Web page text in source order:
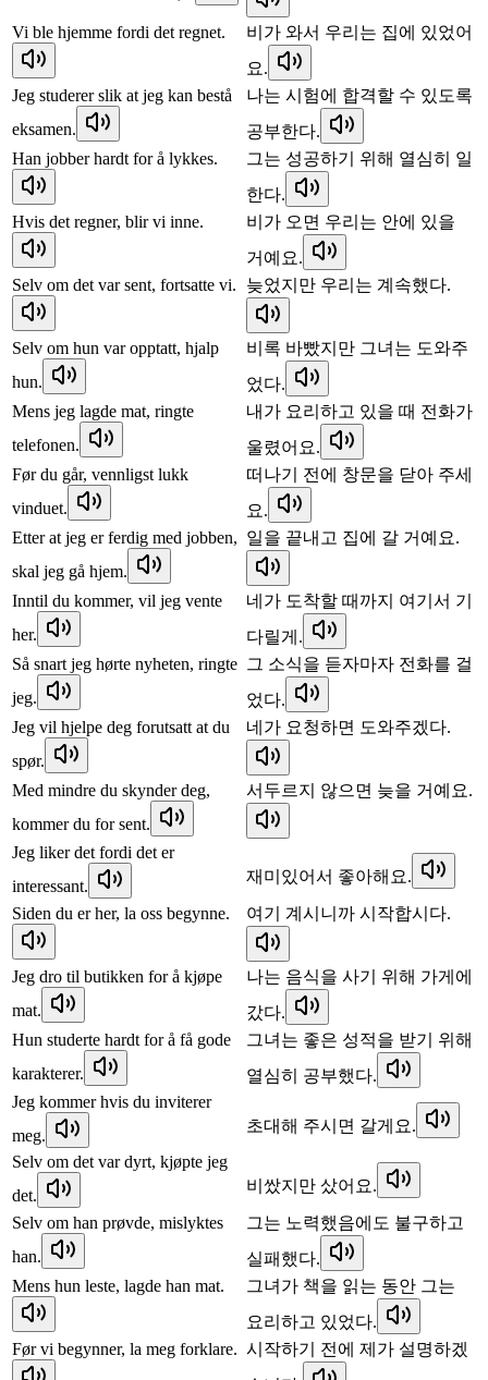
Vi ble hjemme fordi det regnet.
비가 와서 우리는 집에 있었어
요.
Jeg studerer slik at jeg kan bestå
eksamen.
나는 시험에 합격할 수 있도록
공부한다.
Han jobber hardt for å lykkes.
그는 성공하기 위해 열심히 일
한다.
Hvis det regner, blir vi inne.
비가 오면 우리는 안에 있을
거예요.
Selv om det var sent, fortsatte vi.
늦었지만 우리는 계속했다.
Selv om hun var opptatt, hjalp
hun.
비록 바빴지만 그녀는 도와주
었다.
Mens jeg lagde mat, ringte
telefonen.
내가 요리하고 있을 때 전화가
울렸어요.
Før du går, vennligst lukk
vinduet.
떠나기 전에 창문을 닫아 주세
요.
Etter at jeg er ferdig med jobben,
skal jeg gå hjem.
일을 끝내고 집에 갈 거예요.
Inntil du kommer, vil jeg vente
her.
네가 도착할 때까지 여기서 기
다릴게.
Så snart jeg hørte nyheten, ringte
jeg.
그 소식을 듣자마자 전화를 걸
었다.
Jeg vil hjelpe deg forutsatt at du
spør.
네가 요청하면 도와주겠다.
Med mindre du skynder deg,
kommer du for sent.
서두르지 않으면 늦을 거예요.
Jeg liker det fordi det er
interessant.
재미있어서 좋아해요.
Siden du er her, la oss begynne.
여기 계시니까 시작합시다.
Jeg dro til butikken for å kjøpe
mat.
나는 음식을 사기 위해 가게에
갔다.
Hun studerte hardt for å få gode
karakterer.
그녀는 좋은 성적을 받기 위해
열심히 공부했다.
Jeg kommer hvis du inviterer
meg.
초대해 주시면 갈게요.
Selv om det var dyrt, kjøpte jeg
det.
비쌌지만 샀어요.
Selv om han prøvde, mislyktes
han.
그는 노력했음에도 불구하고
실패했다.
Mens hun leste, lagde han mat.
그녀가 책을 읽는 동안 그는
요리하고 있었다.
Før vi begynner, la meg forklare. 시작하기 전에 제가 설명하겠